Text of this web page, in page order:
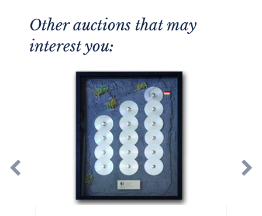
Other auctions that may
interest you: